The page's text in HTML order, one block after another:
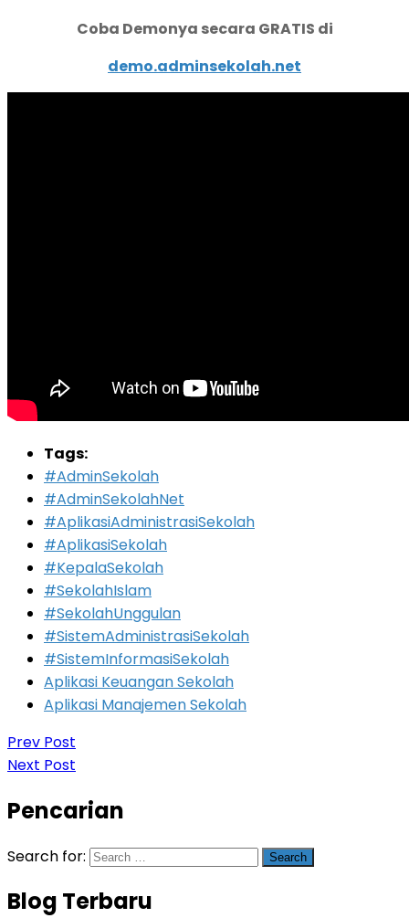
Coba Demonya secara GRATIS di
demo.adminsekolah.net
Tags:
#AdminSekolah
#AdminSekolahNet
#AplikasiAdministrasiSekolah
#AplikasiSekolah
#KepalaSekolah
#SekolahIslam
#SekolahUnggulan
#SistemAdministrasiSekolah
#SistemInformasiSekolah
Aplikasi Keuangan Sekolah
Aplikasi Manajemen Sekolah
Prev Post
Next Post
Pencarian
Search for:
Blog Terbaru